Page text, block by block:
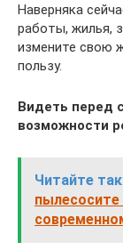
Наверняка
работы, жилья,
измените свою
пользу.
Видеть перед
возможности
Читайте